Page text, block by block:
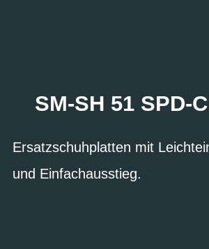
SM-SH 51 SPD-
Ersatzschuhplatten mit
und Einfachausstieg.